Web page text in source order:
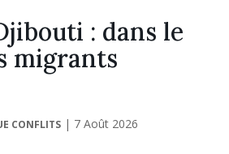
: dans le
migrants
CONFLITS | 7 Août 2026